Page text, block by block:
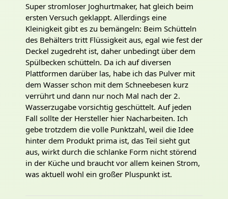
Super stromloser Joghurtmaker, hat gleich beim
ersten Versuch geklappt. Allerdings eine
Kleinigkeit gibt es zu bemängeln: Beim Schütteln
des Behälters tritt Flüssigkeit aus, egal wie fest der
Deckel zugedreht ist, daher unbedingt über dem
Spülbecken schütteln. Da ich auf diversen
Plattformen darüber las, habe ich das Pulver mit
dem Wasser schon mit dem Schneebesen kurz
verrührt und dann nur noch Mal nach der 2.
Wasserzugabe vorsichtig geschüttelt. Auf jeden
Fall sollte der Hersteller hier Nacharbeiten. Ich
gebe trotzdem die volle Punktzahl, weil die Idee
hinter dem Produkt prima ist, das Teil sieht gut
aus, wirkt durch die schlanke Form nicht störend
in der Küche und braucht vor allem keinen Strom,
was aktuell wohl ein großer Pluspunkt ist.